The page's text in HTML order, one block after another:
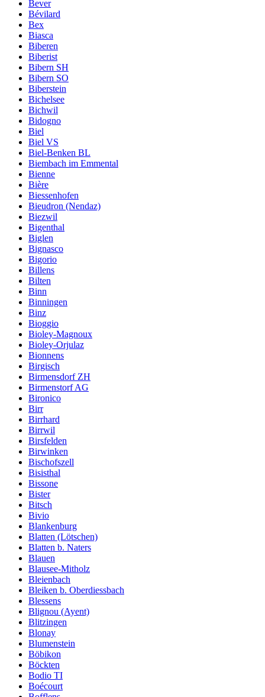
Bever
Bévilard
Bex
Biasca
Biberen
Biberist
Bibern SH
Bibern SO
Biberstein
Bichelsee
Bichwil
Bidogno
Biel
Biel VS
Biel-Benken BL
Biembach im Emmental
Bienne
Bière
Biessenhofen
Bieudron (Nendaz)
Biezwil
Bigenthal
Biglen
Bignasco
Bigorio
Billens
Bilten
Binn
Binningen
Binz
Bioggio
Bioley-Magnoux
Bioley-Orjulaz
Bionnens
Birgisch
Birmensdorf ZH
Birmenstorf AG
Bironico
Birr
Birrhard
Birrwil
Birsfelden
Birwinken
Bischofszell
Bisisthal
Bissone
Bister
Bitsch
Bivio
Blankenburg
Blatten (Lötschen)
Blatten b. Naters
Blauen
Blausee-Mitholz
Bleienbach
Bleiken b. Oberdiessbach
Blessens
Blignou (Ayent)
Blitzingen
Blonay
Blumenstein
Böbikon
Böckten
Bodio TI
Boécourt